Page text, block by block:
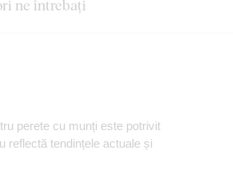
ne întrebați
perete cu munți este potrivit
reflectă tendințele actuale și